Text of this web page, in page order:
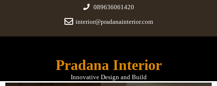
089636061420
interior@pradanainterior.com
Pradana Interior
Innovative Design and Build